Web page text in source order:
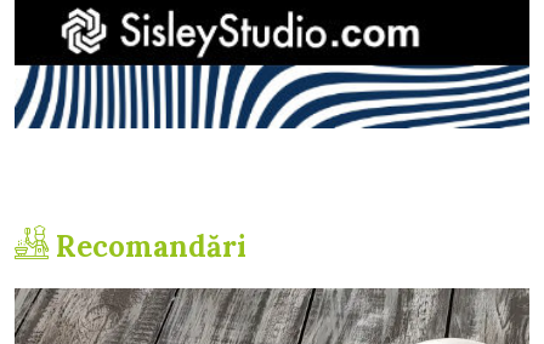
Recomandări